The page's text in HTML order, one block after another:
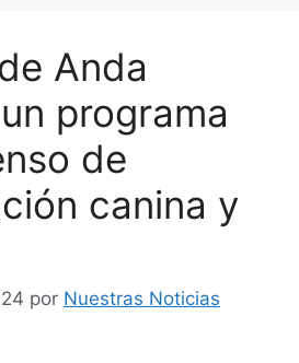
Anda
programa
de
canina y
por Nuestras Noticias